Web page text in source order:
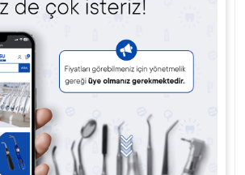
gereken başka
da, başlangıç rengi, işlem
beklentilerin temelini
ofis tipi beyazlatma için
Uygulama yapılan kişiler
görebilir ve çoğu durumda
24-48 saat sonra
edecektir.